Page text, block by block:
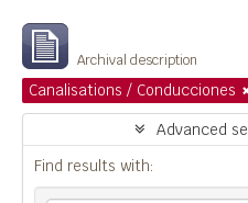
Archival description
Canalisations / Conducciones
Advanced
Find results with: